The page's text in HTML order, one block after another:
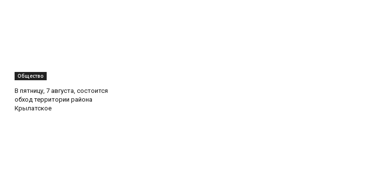
Общество
В пятницу, 7 августа, состоится
обход территории района
Крылатское